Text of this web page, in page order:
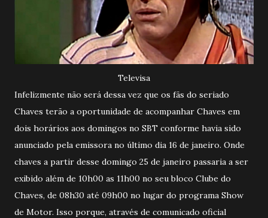
Televisa
Infelizmente não será dessa vez que os fãs do seriado
Chaves terão a oportunidade de acompanhar Chaves em
dois horários aos domingos no SBT conforme havia sido
anunciado pela emissora no último dia 16 de janeiro. Onde
chaves a partir desse domingo 25 de janeiro passaria a ser
exibido além de 10h00 as 11h00 no seu bloco Clube do
Chaves, de 08h30 até 09h00 no lugar do programa Show
de Motor. Isso porque, através de comunicado oficial